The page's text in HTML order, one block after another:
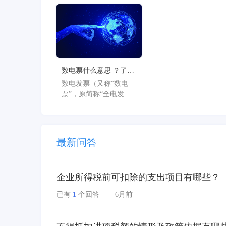
次从“云”到“AI”的品牌
焕新，标志着星辰系列
产品全面迈入AI驱动的
新阶段，旨在以AI技术
重构小微企业数智化解
入新动能。
数电票什么意思 ？了解
数电票的基本概念
数电发票（又称“数电
票”，原简称“全电发
效力的全新发票，不以
纸质形式存在、不用介
质支撑、无须申请领
版增量。纸质发票的票
多个票种集成归并为电
发票实行全国统一赋
最新问答
企业所得税前可扣除的支出项目有哪些？
已有 1 个回答 | 6月前